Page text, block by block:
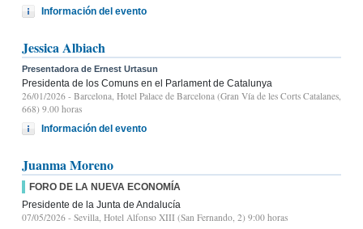
Información del evento
Jessica Albiach
Presentadora de Ernest Urtasun
Presidenta de los Comuns en el Parlament de Catalunya
26/01/2026 - Barcelona, Hotel Palace de Barcelona (Gran Vía de les Corts Catalanes,
668) 9.00 horas
Información del evento
Juanma Moreno
FORO DE LA NUEVA ECONOMÍA
Presidente de la Junta de Andalucía
07/05/2026 - Sevilla, Hotel Alfonso XIII (San Fernando, 2) 9:00 horas